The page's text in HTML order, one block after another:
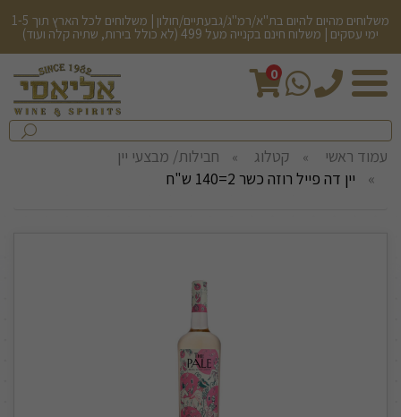
משלוחים מהיום להיום בת"א/רמ"ג/גבעתיים/חולון | משלוחים לכל הארץ תוך 1-5
ימי עסקים | משלוח חינם בקנייה מעל 499 (לא כולל בירות, שתיה קלה ועוד)
0
חיפש
בחנות...
עמוד ראשי קטלוג
חבילות/ מבצעי יין
יין דה פייל רוזה כשר 2=140 ש"ח